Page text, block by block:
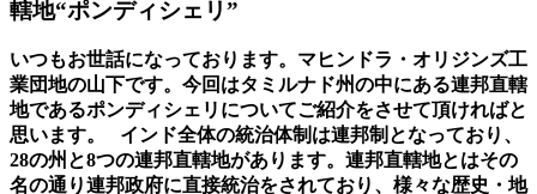
轄地“ポンディシェリ”
いつもお世話になっております。マヒンドラ・オリジンズ工
業団地の山下です。今回はタミルナド州の中にある連邦直轄
地であるポンディシェリについてご紹介をさせて頂ければと
思います。
インド全体の統治体制は連邦制となっており、
28の州と8つの連邦直轄地があります。連邦直轄地とはその
名の通り連邦政府に直接統治をされており、様々な歴史・地